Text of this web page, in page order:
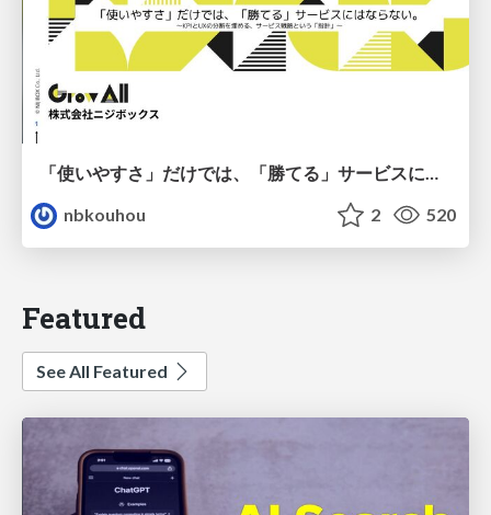
「使いやすさ」だけでは、「勝てる」サービスにはならない。〜KPIとUXの分断を埋める、サービス戦略という「指針」〜
nbkouhou
2 520
Featured
See All Featured